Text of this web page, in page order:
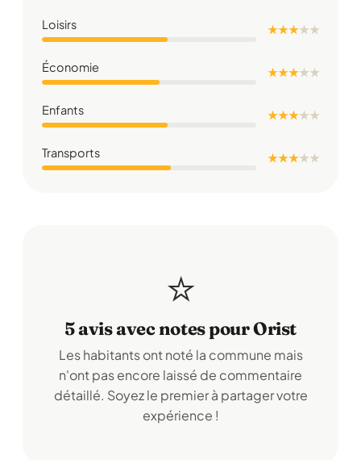
Loisirs ★ ★ ★★★
Économie ★ ★ ★★★
Enfants ★ ★ ★★★
Transports ★ ★ ★★★
⭐
5 avis avec notes pour Orist
Les habitants ont noté la commune mais
n'ont pas encore laissé de commentaire
détaillé. Soyez le premier à partager votre
expérience !